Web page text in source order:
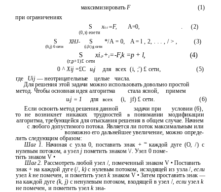
максимизироватьF
(1)
при ограничениях
S
xOJ =F, A=0, (2)
(0,з) еоети
S XHJ- S */А = 0, A = l , 2, . . . , / > , (3)
(ft,j) 6 сети (i,ft) g сети
S xi.P +1=-F,k =p + l, (4)
(г,р+1)£ сети
0 ^Xij =£C utj для всех (i, ;') £ сети,
(5)
где
Uij — неотрицательные целые
числа.
Для решения этой задачи можно использовать довольно простой
метод. Чтобы основная идея алгоритма
стала ясной,
примем
utj = 1 для всех (i, jf) £ сети.
(6)
Если освоить метод решения данной
задачи при
условии (6),
то
не возникнет никаких трудностей в понимании
модификации
алгоритма, требующейся для отыскания решения в общем случае. Начнем
с любого допустимого потока. Является ли поток максимальным или
возможно его дальнейшее увеличение, можно опреде-
лить следующим образом:
Шаг 1. Начиная с узла 0, поставить знак + на каждой дуге (О, /) с
нулевым потоком, а узел j пометить знаком \/. Узел 0 поме-
тить знаком V •
Шаг 2. Рассмотреть любой узел /, помеченный знаком V • Поставить
знак + на каждой дуге (/, k)с нулевым потоком, исходящей из узла /,если
узел kне помечен, и пометить узелk знаком V • Затем проставить знак —
на каждой дуге (k, j) с ненулевым потоком, входящей в узел /, еслиузел k
не помечен, и пометить узелk зна-